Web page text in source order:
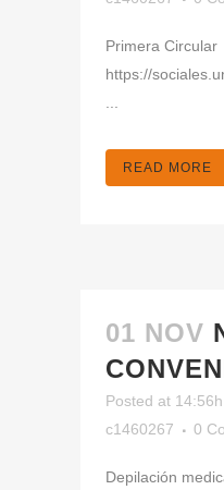
Primera Circular
https://
READ MORE
01 NOV
Posted at 14:56h
c1460267
0
Depilación